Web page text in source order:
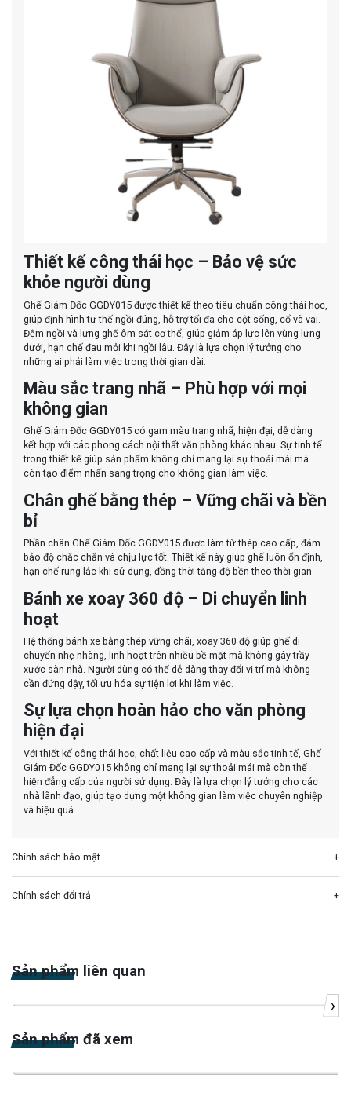
Thiết kế công thái học – Bảo vệ sức
khỏe người dùng
Ghế Giám Đốc GGDY015 được thiết kế theo tiêu chuẩn công thái học,
giúp định hình tư thế ngồi đúng, hỗ trợ tối đa cho cột sống, cổ và vai.
Đệm ngồi và lưng ghế ôm sát cơ thể, giúp giảm áp lực lên vùng lưng
dưới, hạn chế đau mỏi khi ngồi lâu. Đây là lựa chọn lý tưởng cho
những ai phải làm việc trong thời gian dài.
Màu sắc trang nhã – Phù hợp với mọi
không gian
Ghế Giám Đốc GGDY015 có gam màu trang nhã, hiện đại, dễ dàng
kết hợp với các phong cách nội thất văn phòng khác nhau. Sự tinh tế
trong thiết kế giúp sản phẩm không chỉ mang lại sự thoải mái mà
còn tạo điểm nhấn sang trọng cho không gian làm việc.
Chân ghế bằng thép – Vững chãi và bền
bỉ
Phần chân Ghế Giám Đốc GGDY015 được làm từ thép cao cấp, đảm
bảo độ chắc chắn và chịu lực tốt. Thiết kế này giúp ghế luôn ổn định,
hạn chế rung lắc khi sử dụng, đồng thời tăng độ bền theo thời gian.
Bánh xe xoay 360 độ – Di chuyển linh
hoạt
Hệ thống bánh xe bằng thép vững chãi, xoay 360 độ giúp ghế di
chuyển nhẹ nhàng, linh hoạt trên nhiều bề mặt mà không gây trầy
xước sàn nhà. Người dùng có thể dễ dàng thay đổi vị trí mà không
cần đứng dậy, tối ưu hóa sự tiện lợi khi làm việc.
Sự lựa chọn hoàn hảo cho văn phòng
hiện đại
Với thiết kế công thái học, chất liệu cao cấp và màu sắc tinh tế, Ghế
Giám Đốc GGDY015 không chỉ mang lại sự thoải mái mà còn thể
hiện đẳng cấp của người sử dụng. Đây là lựa chọn lý tưởng cho các
nhà lãnh đạo, giúp tạo dựng một không gian làm việc chuyên nghiệp
và hiệu quả.
Chính sách bảo mật
Chính sách đổi trả
Sản phẩm liên quan
›
Sản phẩm đã xem